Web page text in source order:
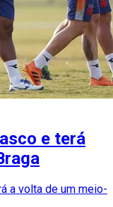
e terá
a volta de um meio-